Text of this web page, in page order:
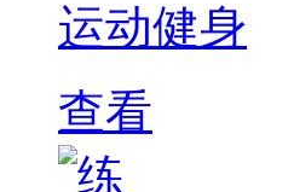
运动健身
查看